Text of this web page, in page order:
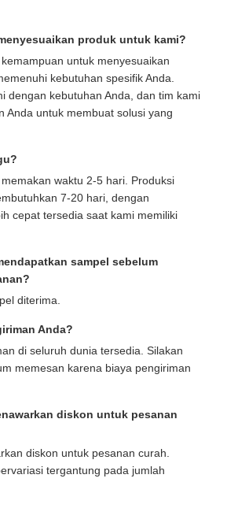
produk untuk kami?
untuk menyesuaikan
kebutuhan spesifik Anda.
dengan kebutuhan Anda, dan tim kami
Anda untuk membuat solusi yang
waktu 2-5 hari. Produksi
7-20 hari, dengan
cepat tersedia saat kami memiliki
sampel sebelum
diterima.
Anda?
di seluruh dunia tersedia. Silakan
memesan karena biaya pengiriman
diskon untuk pesanan
diskon untuk pesanan curah.
tergantung pada jumlah